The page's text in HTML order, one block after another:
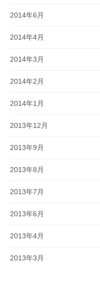
2014年6月
2014年4月
2014年3月
2014年2月
2014年1月
2013年12月
2013年9月
2013年8月
2013年7月
2013年6月
2013年4月
2013年3月